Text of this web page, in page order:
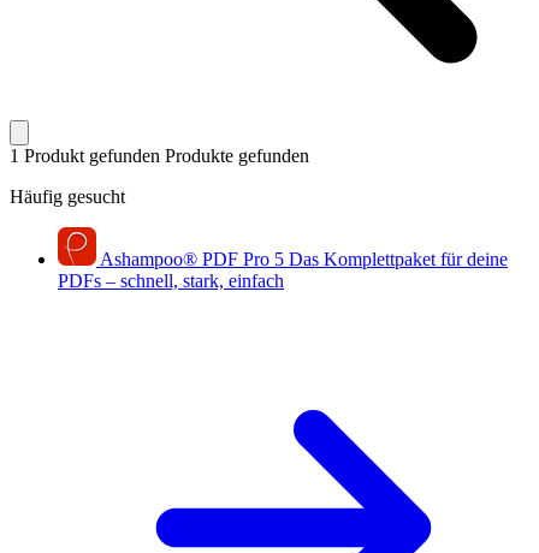
1 Produkt gefunden Produkte gefunden
Häufig gesucht
Ashampoo® PDF Pro 5 Das Komplettpaket für deine
PDFs – schnell, stark, einfach